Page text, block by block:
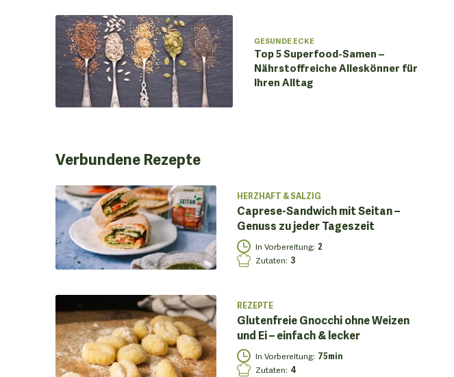
GESUNDE ECKE
Top 5 Superfood-Samen –
Nährstoffreiche Alleskönner für
Ihren Alltag
VerbundeneRezepte
HERZHAFT & SALZIG
Caprese-Sandwich mit Seitan –
Genuss zu jeder Tageszeit
In Vorbereitung: 2
Zutaten: 3
REZEPTE
Glutenfreie Gnocchi ohne Weizen
und Ei – einfach & lecker
In Vorbereitung: 75min
Zutaten: 4